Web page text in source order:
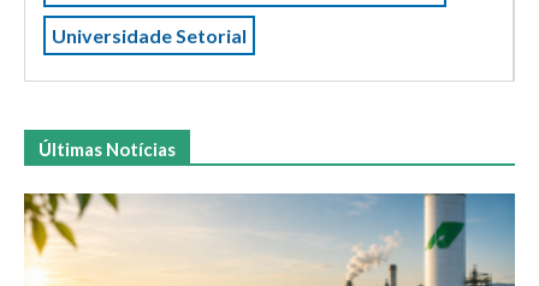
Universidade Setorial
Últimas Notícias